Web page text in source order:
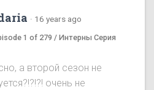
· 16 years ago
1 of 279 / Интерны Серия
а второй сезон не
очень не